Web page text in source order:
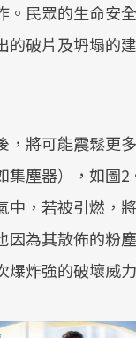
。民眾的生命安
的破片及坍塌的
，將可能震鬆更
集塵器），如圖
中，若被引燃，
因為其散佈的粉
爆炸強的破壞威